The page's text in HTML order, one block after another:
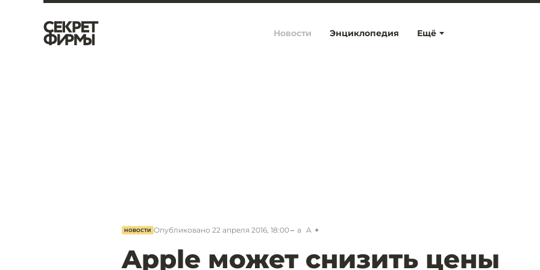
Ещё
Новости Энциклопедия
НОВОСТИ Опубликовано 22 апреля 2016, 18:00 a A
Apple может снизить цены